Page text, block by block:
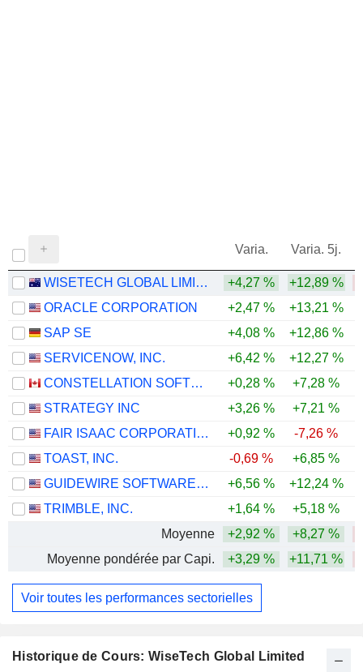
Varia. Varia. 5j.
WISETECH GLOBAL LIMITED +4,27 % +12,89 %
ORACLE CORPORATION
+2,47 % +13,21 %
SAP SE
+4,08 % +12,86 %
SERVICENOW, INC.
+6,42 % +12,27 %
CONSTELLATION SOFTWARE INC.
+0,28 % +7,28 %
STRATEGY INC
+3,26 % +7,21 %
FAIR ISAAC CORPORATION
+0,92 % -7,26 %
TOAST, INC.
-0,69 % +6,85 %
GUIDEWIRE SOFTWARE, INC.
+6,56 % +12,24 %
TRIMBLE, INC.
+1,64 % +5,18 %
Moyenne
+2,92 % +8,27 %
Moyenne pondérée par Capi.
+3,29 % +11,71 %
Voir toutes les performances sectorielles
Historique de Cours: WiseTech Global Limited